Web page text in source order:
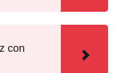
con